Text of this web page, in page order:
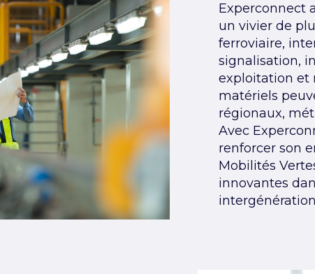
Experconnect
un vivier de
ferroviaire,
signalisation,
exploitation et
matériels
régionaux,
Avec
renforcer son
Mobilités
innovantes